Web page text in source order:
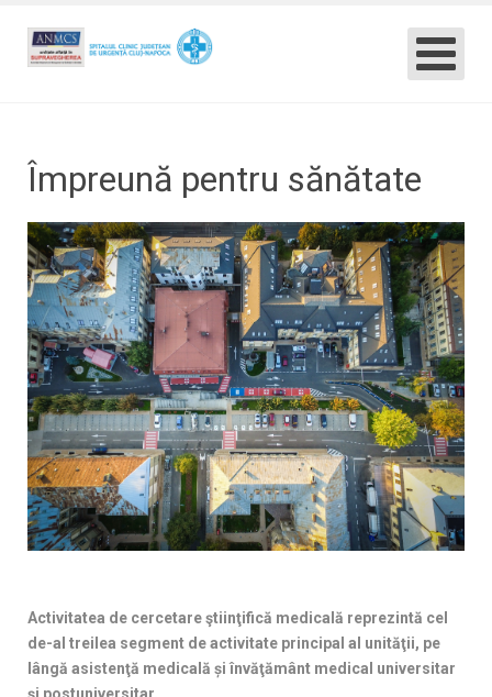
Împreună pentru sănătate
Activitatea de cercetare ştiinţifică medicală reprezintă cel
de-al treilea segment de activitate principal al unităţii, pe
lângă asistenţă medicală și învăţământ medical universitar
şi postuniversitar.